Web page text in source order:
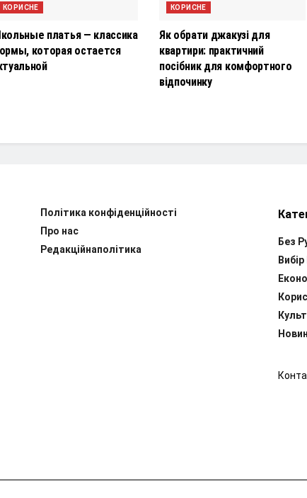
КОРИСНЕ
платья — классика
которая остается
КОРИСНЕ
Як обрати джакузі для
квартири: практичний
посібник для комфортного
відпочинку
Політика конфіденційності
Про нас
Редакційнаполітика
Без